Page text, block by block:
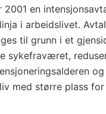
2001 en
i arbeidslivet.
til grunn i et
sykefraværet,
med større plass